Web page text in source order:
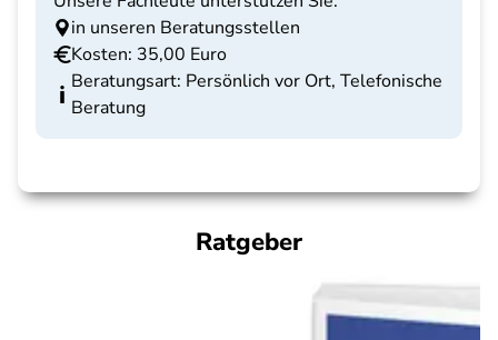
in unseren Beratungsstellen
Kosten: 35,00 Euro
Beratungsart: Persönlich vor Ort, Telefonische
Beratung
Ratgeber